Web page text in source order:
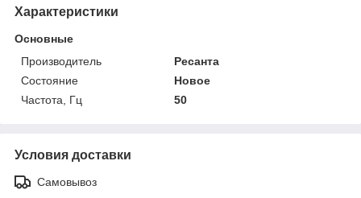
Характеристики
Основные
Производитель
Ресанта
Состояние
Новое
Частота, Гц
50
Условия доставки
Самовывоз